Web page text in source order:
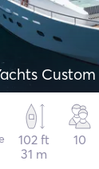
Custom
102 ft
31 m
10